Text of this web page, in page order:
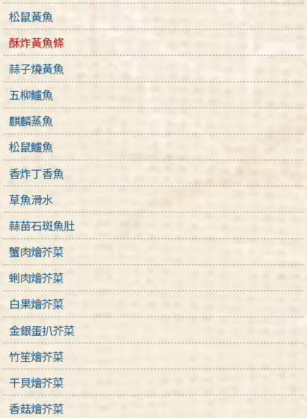
松鼠黃魚
酥炸黃魚條
蒜子燒黃魚
五柳鱸魚
麒麟蒸魚
松鼠鱸魚
香炸丁香魚
草魚滑水
蒜苗石斑魚肚
蟹肉燴芥菜
蜊肉燴芥菜
白果燴芥菜
金銀蛋扒芥菜
竹笙燴芥菜
干貝燴芥菜
香菇燴芥菜